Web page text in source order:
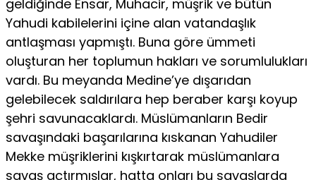
geldiğinde Ensar, Muhacir, müşrik ve bütün
Yahudi kabilelerini içine alan vatandaşlık
antlaşması yapmıştı. Buna göre ümmeti
oluşturan her toplumun hakları ve sorumlulukları
vardı. Bu meyanda Medine’ye dışarıdan
gelebilecek saldırılara hep beraber karşı koyup
şehri savunacaklardı. Müslümanların Bedir
savaşındaki başarılarına kıskanan Yahudiler
Mekke müşriklerini kışkırtarak müslümanlara
savaş açtırmışlar, hatta onları bu savaşlarda